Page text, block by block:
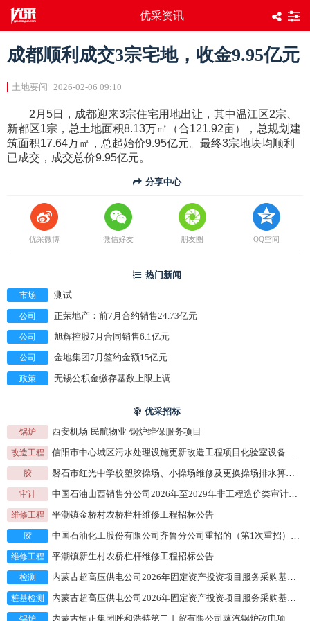
优采资讯
成都顺利成交3宗宅地，收金9.95亿元
土地要闻 2026-02-06 09:10
2月5日，成都迎来3宗住宅用地出让，其中温江区2宗、
新都区1宗，总土地面积8.13万㎡（合121.92亩），总规划建
筑面积17.64万㎡，总起始价9.95亿元。最终3宗地块均顺利
已成交，成交总价9.95亿元。
分享中心
优采微博 微信好友 朋友圈 QQ空间
热门新闻
市场 测试
公司 正荣地产：前7月合约销售24.73亿元
公司 旭辉控股7月合同销售6.1亿元
公司 金地集团7月签约金额15亿元
政策 无锡公积金缴存基数上限上调
优采招标
锅炉 西安机场-民航物业-锅炉维保服务项目
改造工程 信阳市中心城区污水处理设施更新改造工程项目化验室设备、自控仪表设备及水处理设备采购(第2次采购)采购公告
胶 磐石市红光中学校塑胶操场、小操场维修及更换操场排水箅子围墙维修等项目（二次）竞争性磋商公告
审计 中国石油山西销售分公司2026年至2029年非工程造价类审计服务项目公开招标公告
维修工程 平潮镇金桥村农桥栏杆维修工程招标公告
胶 中国石油化工股份有限公司齐鲁分公司重招的（第1次重招）齐鲁分公司气化炉耐火砖及胶泥采购高铬砖/GB/T 30759 GGZ-90招标公告
维修工程 平潮镇新生村农桥栏杆维修工程招标公告
检测 内蒙古超高压供电公司2026年固定资产投资项目服务采购基建十五批蒙西地区2024-2025年独立储能电站接网工程桩基检测变更公告
桩基检测 内蒙古超高压供电公司2026年固定资产投资项目服务采购基建十五批蒙西地区2024-2025年独立储能电站接网工程桩基检测变更公告